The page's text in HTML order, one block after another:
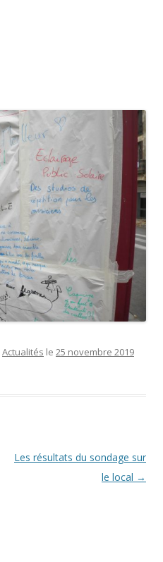
Actualités le 25 novembre 2019
Les résultats du sondage sur
le local →